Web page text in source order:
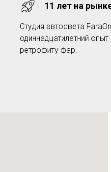
11 лет на
Студия автосвета
одиннадцатилетний
ретрофиту фар.